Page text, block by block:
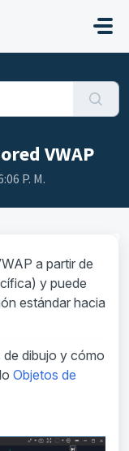
VWAP
P. M.
a partir de
y puede
estándar hacia
de dibujo y cómo
Objetos de